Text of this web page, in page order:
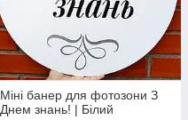
Міні банер для фотозони З
Днем знань! | Білий